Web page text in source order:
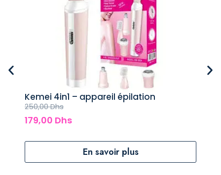
Kemei 4in1 – appareil épilation
250,00Dhs
179,00 Dhs
En savoir plus